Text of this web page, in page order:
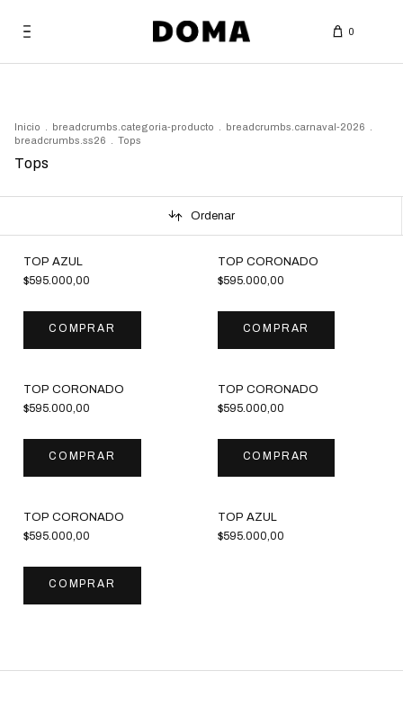
Bag0
Inicio breadcrumbs.categoria-producto breadcrumbs.carnaval-2026
breadcrumbs.ss26
Tops
Tops
Ordenar
TOP AZUL
$595.000,00
COMPRAR
TOP CORONADO
$595.000,00
COMPRAR
TOP CORONADO
$595.000,00
COMPRAR
TOP CORONADO
$595.000,00
COMPRAR
TOP CORONADO
$595.000,00
COMPRAR
Sin stock
TOP AZUL
$595.000,00